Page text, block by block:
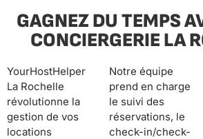
GAGNEZ DU TEMPS
CONCIERGERIE LA
YourHostHelper
La Rochelle
révolutionne la
gestion de vos
locations
Notre équipe
prend en charge
le suivi des
réservations, le
check-in/check-
location
fonctionne en
pilote automatique
selon nos
standards